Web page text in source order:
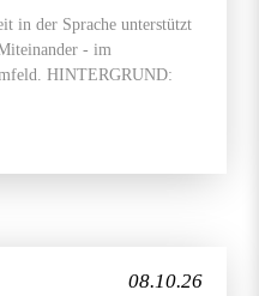
in der Sprache unterstützt
- im
HINTERGRUND:
08.10.26